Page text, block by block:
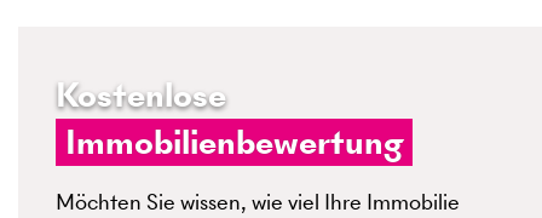
Kostenlose
Immobilienbewertung
Möchten Sie wissen, wie viel Ihre Immobilie